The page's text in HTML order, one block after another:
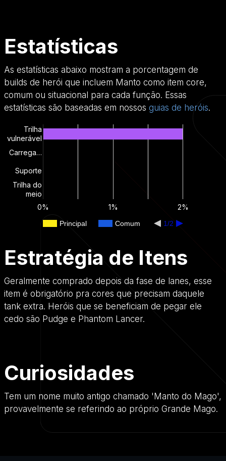
Estatísticas
As estatísticas abaixo mostram a porcentagem de
builds de herói que incluem Manto como item core,
comum ou situacional para cada função. Essas
estatísticas são baseadas em nossos guias de heróis.
Principal Comum 1/2
0% 1% 2%
Trilha
vulnerável
Carrega…
Suporte
Trilha do
meio
Estratégia de Itens
Geralmente comprado depois da fase de lanes, esse
item é obrigatório pra cores que precisam daquele
tank extra. Heróis que se beneficiam de pegar ele
cedo são Pudge e Phantom Lancer.
Curiosidades
Tem um nome muito antigo chamado 'Manto do Mago',
provavelmente se referindo ao próprio Grande Mago.